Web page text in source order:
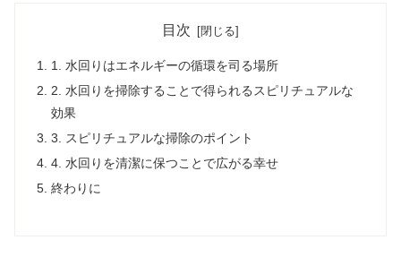
目次
1. 水回りはエネルギーの循環を司る場所
2. 水回りを掃除することで得られるスピリチュアルな
効果
3. スピリチュアルな掃除のポイント
4. 水回りを清潔に保つことで広がる幸せ
終わりに